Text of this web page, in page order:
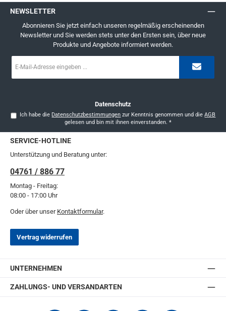
NEWSLETTER
Abonnieren Sie jetzt einfach unseren regelmäßig erscheinenden
Newsletter und Sie werden stets unter den Ersten sein, über neue
Produkte und Angebote informiert werden.
Mail-
Datenschutz
Ich habe die Datenschutzbestimmungen zur Kenntnis genommen und dieAGB
gelesen und bin mit ihnen einverstanden. *
SERVICE-HOTLINE
Unterstützung und Beratung unter:
04761 / 886 77
Montag - Freitag:
08:00 - 17:00 Uhr
Oder über unser Kontaktformular.
Vertrag widerrufen
UNTERNEHMEN
ZAHLUNGS- UND VERSANDARTEN